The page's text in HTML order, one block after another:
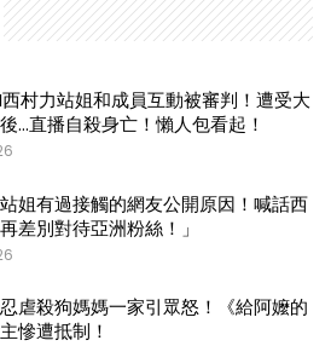
西村力站姐和成員互動被審判！遭受大
…直播自殺身亡！懶人包看起！
姐有過接觸的網友公開原因！喊話西
差別對待亞洲粉絲！」
虐殺狗媽媽一家引眾怒！《給阿嬤的
慘遭抵制！